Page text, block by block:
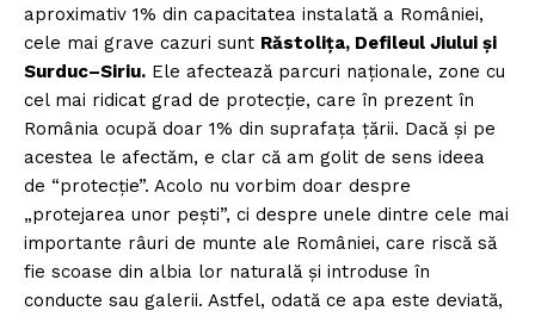
aproximativ 1% din capacitatea instalată a României,
cele mai grave cazuri sunt Răstolița, Defileul Jiului și
Surduc–Siriu. Ele afectează parcuri naționale, zone cu
cel mai ridicat grad de protecție, care în prezent în
România ocupă doar 1% din suprafața țării. Dacă și pe
acestea le afectăm, e clar că am golit de sens ideea
de “protecție”. Acolo nu vorbim doar despre
„protejarea unor pești”, ci despre unele dintre cele mai
importante râuri de munte ale României, care riscă să
fie scoase din albia lor naturală și introduse în
conducte sau galerii. Astfel, odată ce apa este deviată,